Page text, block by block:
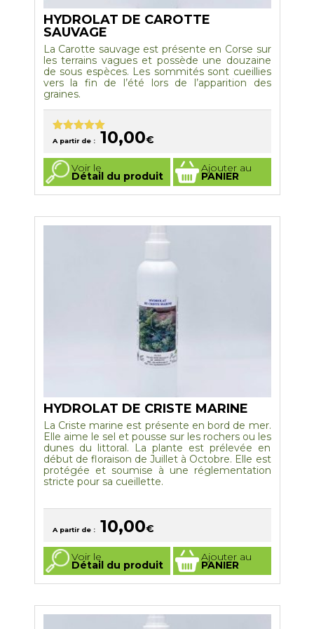
HYDROLAT DE CAROTTE
SAUVAGE
La Carotte sauvage est présente en Corse sur
les terrains vagues et possède une douzaine
de sous espèces. Les sommités sont cueillies
vers la fin de l’été lors de l’apparition des
graines.
Note5.00
A partir de : 10,00€
Voir le
Détail du produit
Ajouter au
PANIER
Ce
produit
a
plusieurs
options
HYDROLAT DE CRISTE MARINE
La Criste marine est présente en bord de mer.
Elle aime le sel et pousse sur les rochers ou les
dunes du littoral. La plante est prélevée en
début de floraison de Juillet à Octobre. Elle est
protégée et soumise à une réglementation
stricte pour sa cueillette.
A partir de : 10,00€
Voir le
Détail du produit
Ajouter au
PANIER
Ce
produit
a
plusieurs
options